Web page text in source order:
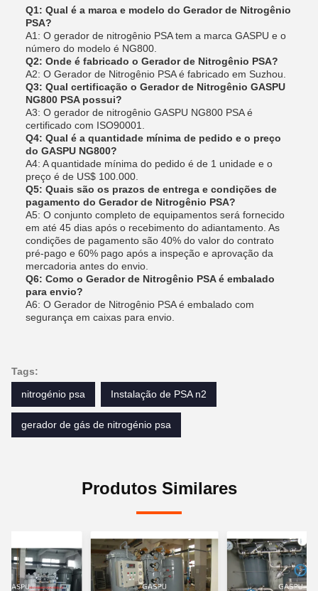
Q1: Qual é a marca e modelo do Gerador de Nitrogênio
PSA?
A1: O gerador de nitrogênio PSA tem a marca GASPU e o
número do modelo é NG800.
Q2: Onde é fabricado o Gerador de Nitrogênio PSA?
A2: O Gerador de Nitrogênio PSA é fabricado em Suzhou.
Q3: Qual certificação o Gerador de Nitrogênio GASPU
NG800 PSA possui?
A3: O gerador de nitrogênio GASPU NG800 PSA é
certificado com ISO90001.
Q4: Qual é a quantidade mínima de pedido e o preço
do GASPU NG800?
A4: A quantidade mínima do pedido é de 1 unidade e o
preço é de US$ 100.000.
Q5: Quais são os prazos de entrega e condições de
pagamento do Gerador de Nitrogênio PSA?
A5: O conjunto completo de equipamentos será fornecido
em até 45 dias após o recebimento do adiantamento. As
condições de pagamento são 40% do valor do contrato
pré-pago e 60% pago após a inspeção e aprovação da
mercadoria antes do envio.
Q6: Como o Gerador de Nitrogênio PSA é embalado
para envio?
A6: O Gerador de Nitrogênio PSA é embalado com
segurança em caixas para envio.
Tags:
nitrogénio psa
Instalação de PSA n2
gerador de gás de nitrogénio psa
Produtos Similares